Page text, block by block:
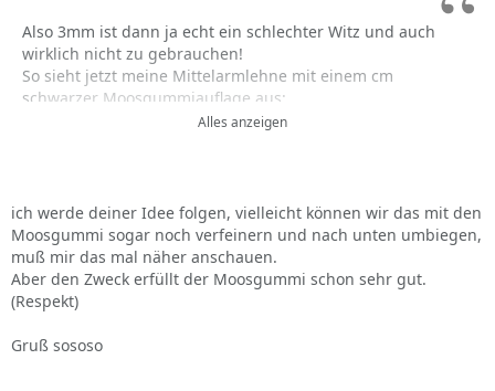
Also 3mm ist dann ja echt ein schlechter Witz und auch
wirklich nicht zu gebrauchen!
So sieht jetzt meine Mittelarmlehne mit einem cm
schwarzer Moosgummiauflage aus:
[IMG:http://versoforum.cwsurf.de/forumimages/2010/20101
10306_pb030038_k.jpg
Wer jetzt sagt das sieht billig aus ......dem kann ich nur
Alles anzeigen
ich werde deiner Idee folgen, vielleicht können wir das mit den
Moosgummi sogar noch verfeinern und nach unten umbiegen,
muß mir das mal näher anschauen.
Aber den Zweck erfüllt der Moosgummi schon sehr gut.
(Respekt)
Gruß sososo